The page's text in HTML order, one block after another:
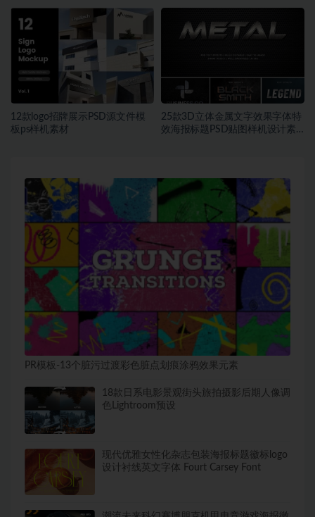
素材
模板
12款logo招牌展示PSD源文件模
板ps样机素材
25款3D立体金属文字效果字体特
效海报标题PSD贴图样机设计素
PR模板-13个脏污过渡彩色脏点划痕涂鸦效果元素
18款日系电影景观街头旅拍摄影后期人像调
色Lightroom预设
现代优雅女性化杂志包装海报标题徽标logo
设计衬线英文字体 Fourt Carsey Font